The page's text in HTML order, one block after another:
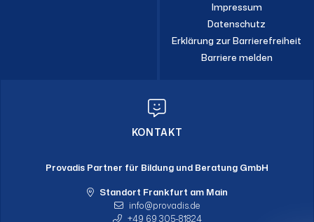
Impressum
Datenschutz
Erklärung zur Barrierefreiheit
Barriere melden
KONTAKT
Provadis Partner für Bildung und Beratung GmbH
Standort Frankfurt am Main
info
provadis.de
+49 69 305-81824